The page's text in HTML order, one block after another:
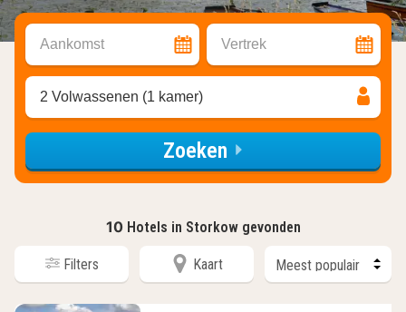
Aankomst Vertrek
2 Volwassenen (1 kamer)
Zoeken
10 Hotels in Storkow gevonden
Filters Kaart